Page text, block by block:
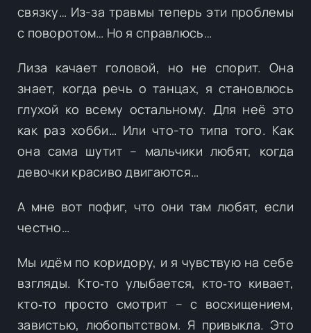
связку… Из-за травмы теперь эти проблемы
с поворотом… Но я справлюсь…
Лиза качает головой, но не спорит. Она
знает, когда речь о танцах, я становлюсь
глухой ко всему остальному. Для неё это
как раз хобби… Или что-то типа того. Как
она сама шутит – мальчики любят, когда
девочки красиво двигаются…
А мне вот пофиг, что они там любят, если
честно…
Мы идём по коридору, и я чувствую на себе
взгляды. Кто‑то улыбается, кто‑то кивает,
кто‑то просто смотрит – с восхищением,
завистью, любопытством. Я привыкла. Это